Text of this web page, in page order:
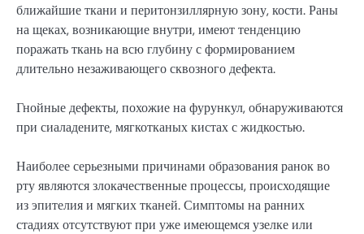
ближайшие ткани и перитонзиллярную зону, кости. Раны
на щеках, возникающие внутри, имеют тенденцию
поражать ткань на всю глубину с формированием
длительно незаживающего сквозного дефекта.
Гнойные дефекты, похожие на фурункул, обнаруживаются
при сиаладените, мягкотканых кистах с жидкостью.
Наиболее серьезными причинами образования ранок во
рту являются злокачественные процессы, происходящие
из эпителия и мягких тканей. Симптомы на ранних
стадиях отсутствуют при уже имеющемся узелке или